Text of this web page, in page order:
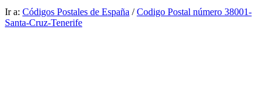
Ir a: Códigos Postales de España /Codigo Postal número 38001-
Santa-Cruz-Tenerife